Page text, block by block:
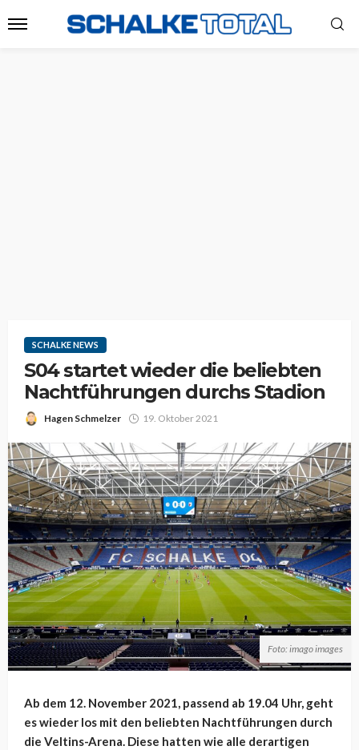
SCHALKE NEWS
S04 startet wieder die beliebten
Nachtführungen durchs Stadion
Hagen Schmelzer 19. Oktober 2021
Foto: imago images
Ab dem 12. November 2021, passend ab 19.04 Uhr, geht
es wieder los mit den beliebten Nachtführungen durch
die Veltins-Arena. Diese hatten wie alle derartigen